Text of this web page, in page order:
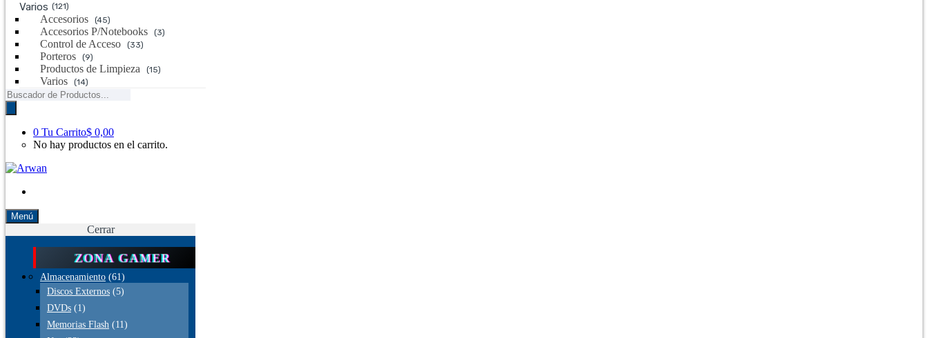
Varios (121)
Accesorios (45)
Accesorios P/Notebooks (3)
Control de Acceso (33)
Porteros (9)
Productos de Limpieza (15)
Varios (14)
Búsqueda
de
productos
0 Tu Carrito$ 0,00
No hay productos en el carrito.
Menú
Cerrar
ZONA GAMER
Almacenamiento (61)
Discos Externos (5)
DVDs (1)
Memorias Flash (11)